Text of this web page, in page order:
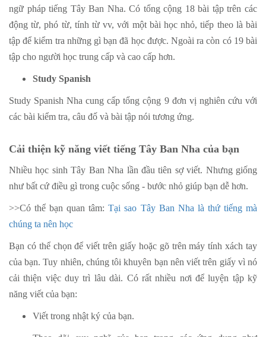
ngữ pháp tiếng Tây Ban Nha. Có tổng cộng 18 bài tập trên các
động từ, phó từ, tính từ vv, với một bài học nhỏ, tiếp theo là bài
tập để kiểm tra những gì bạn đã học được. Ngoài ra còn có 19 bài
tập cho người học trung cấp và cao cấp hơn.
Study Spanish
Study Spanish Nha cung cấp tổng cộng 9 đơn vị nghiên cứu với
các bài kiểm tra, câu đố và bài tập nói tương ứng.
Cải thiện kỹ năng viết tiếng Tây Ban Nha của bạn
Nhiều học sinh Tây Ban Nha lần đầu tiên sợ viết. Nhưng giống
như bất cứ điều gì trong cuộc sống - bước nhỏ giúp bạn dễ hơn.
>>Có thể bạn quan tâm:Tại sao Tây Ban Nha là thứ tiếng mà
chúng ta nên học
Bạn có thể chọn để viết trên giấy hoặc gõ trên máy tính xách tay
của bạn. Tuy nhiên, chúng tôi khuyên bạn nên viết trên giấy vì nó
cải thiện việc duy trì lâu dài. Có rất nhiều nơi để luyện tập kỹ
năng viết của bạn:
Viết trong nhật ký của bạn.